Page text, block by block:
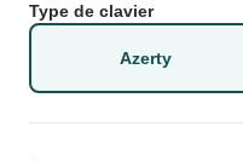
Type de clavier
Azerty